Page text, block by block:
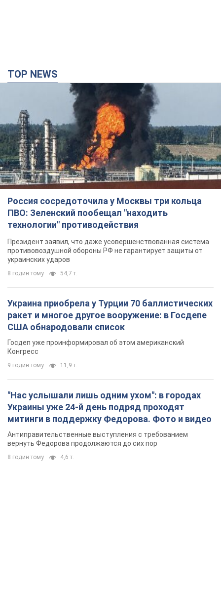
TOP NEWS
Россия сосредоточила у Москвы три кольца
ПВО: Зеленский пообещал "находить
технологии" противодействия
Президент заявил, что даже усовершенствованная система
противовоздушной обороны РФ не гарантирует защиты от
украинских ударов
8 годин тому 54,7 т.
Украина приобрела у Турции 70 баллистических
ракет и многое другое вооружение: в Госдепе
США обнародовали список
Госдеп уже проинформировал об этом американский
Конгресс
9 годин тому 11,9 т.
"Нас услышали лишь одним ухом": в городах
Украины уже 24-й день подряд проходят
митинги в поддержку Федорова. Фото и видео
Антиправительственные выступления с требованием
вернуть Федорова продолжаются до сих пор
8 годин тому 4,6 т.